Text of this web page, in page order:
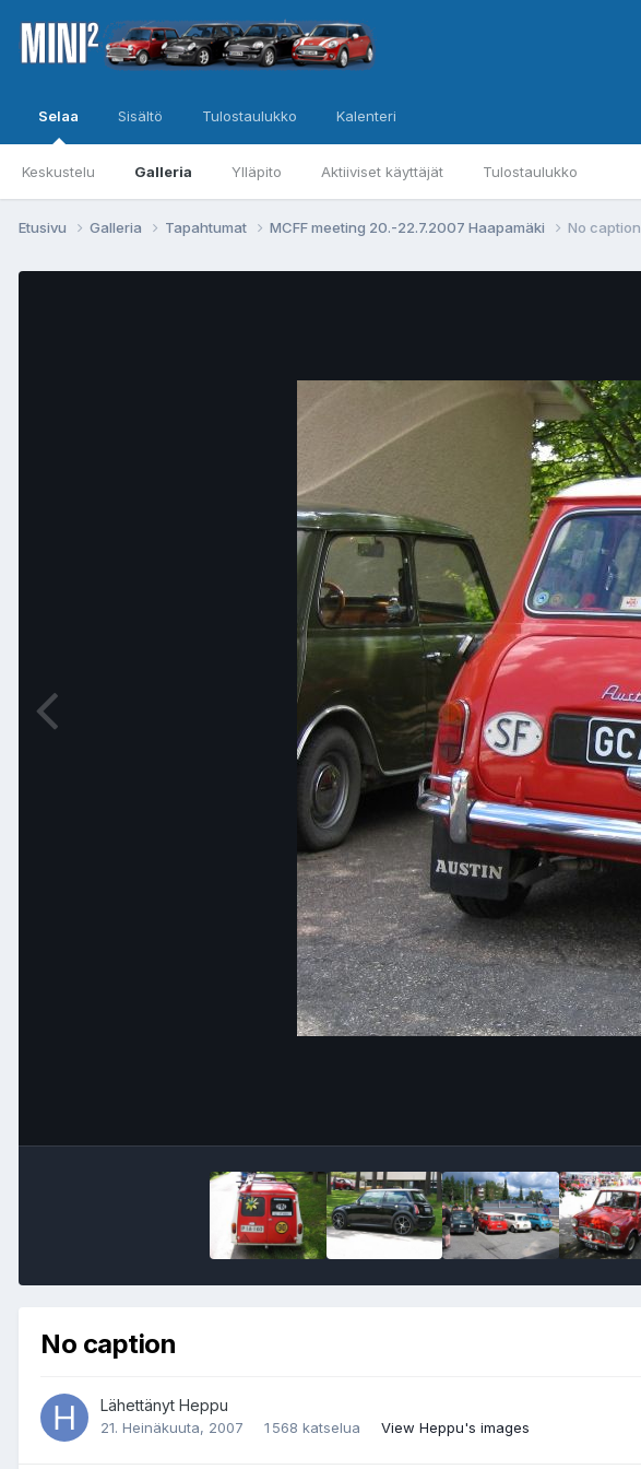
Selaa
Keskustelu Galleria Ylläpito Aktiiviset käyttäjät Tulostaulukko
Sisältö Tulostaulukko Kalenteri
Etusivu Galleria Tapahtumat MCFF meeting 20.-22.7.2007 Haapamäki No caption
No caption
Lähettänyt Heppu
21. Heinäkuuta, 2007 1 568 katselua View Heppu's images